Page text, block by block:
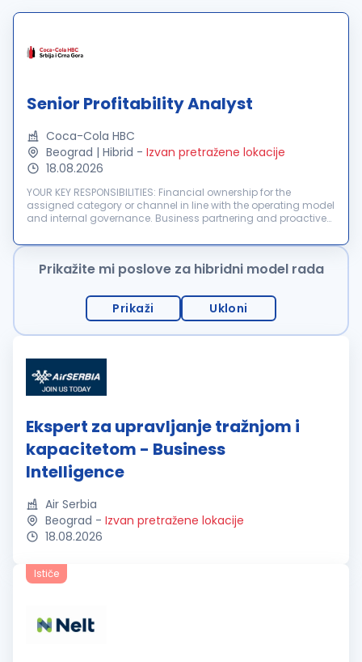
Senior Profitability Analyst
Coca-Cola HBC
Beograd | Hibrid - Izvan pretražene lokacije
18.08.2026
YOUR KEY RESPONSIBILITIES: Financial ownership for the
assigned category or channel in line with the operating model
and internal governance. Business partnering and proactive
budgets, financia...
Prikažite mi poslove za hibridni model rada
Prikaži Ukloni
Ekspert za upravljanje tražnjom i
kapacitetom - Business
Intelligence
Air Serbia
Beograd - Izvan pretražene lokacije
18.08.2026
Ističe